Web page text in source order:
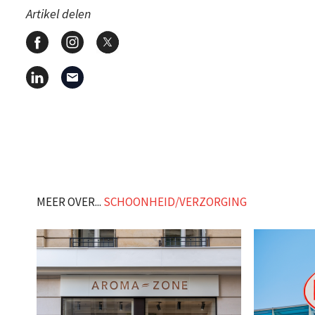
Artikel delen
MEER OVER... SCHOONHEID/VERZORGING